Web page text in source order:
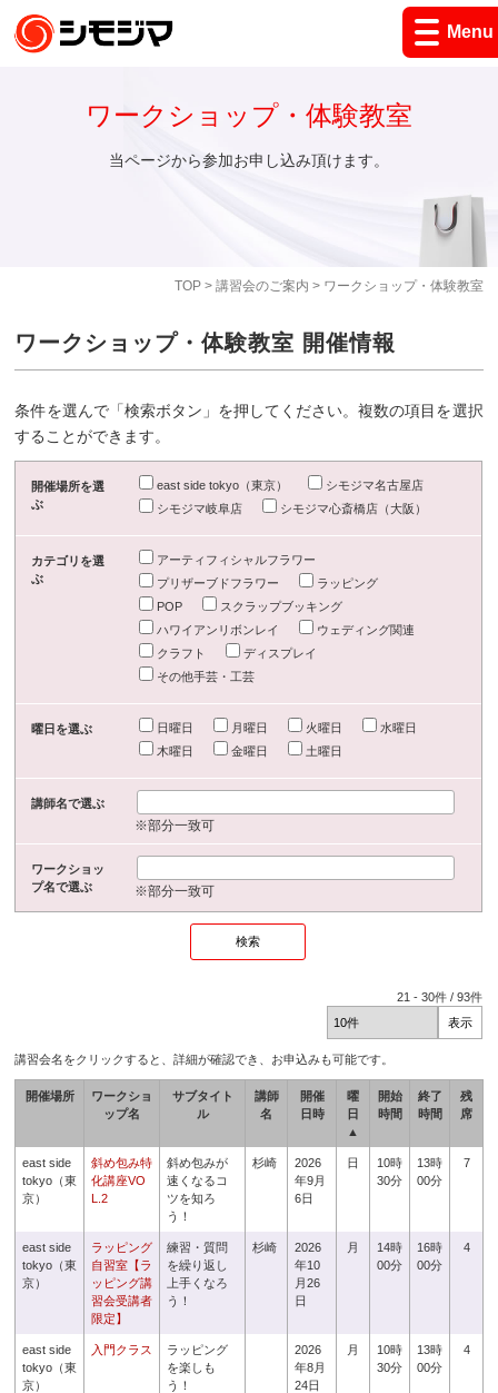
Menu
TOP> 講習会のご案内 > ワークショップ・体験教室
ワークショップ・体験教室
当ページから参加お申し込み頂けます。
ワークショップ・体験教室 開催情報
条件を選んで「検索ボタン」を押してください。複数の項目を選択
することができます。
開催場所を選
ぶ
east side tokyo（東京）
シモジマ名古屋店
シモジマ岐阜店
シモジマ心斎橋店（大阪）
カテゴリを選
ぶ
アーティフィシャルフラワー
プリザーブドフラワー
ラッピング
POP
スクラップブッキング
ハワイアンリボンレイ
ウェディング関連
クラフト
ディスプレイ
その他手芸・工芸
曜日を選ぶ 日曜日 月曜日 火曜日
水曜日
木曜日
金曜日 土曜日
講師名で選ぶ
※部分一致可
ワークショッ
プ名で選ぶ
※部分一致可
21 -30件 /93件
講習会名をクリックすると、詳細が確認でき、お申込みも可能です。
開催場所
ワークショ
ップ名
サブタイト
ル
講師
名
開催
日時
曜
日
▲
開始
時間
終了
時間
残
席
east side
tokyo（東
京）
斜め包み特
化講座VO
L.2
斜め包みが
速くなるコ
ツを知ろ
う！
杉崎
2026
年9月
6日
日
10時
30分
13時
00分
7
east side
tokyo（東
京）
ラッピング
自習室【ラ
ッピング講
習会受講者
限定】
練習・質問
を繰り返し
上手くなろ
う！
杉崎
2026
年10
月26
日
月
14時
00分
16時
00分
4
east side
tokyo（東
京）
入門クラス
ラッピング
を楽しも
う！
2026
年8月
24日
月
10時
30分
13時
00分
4